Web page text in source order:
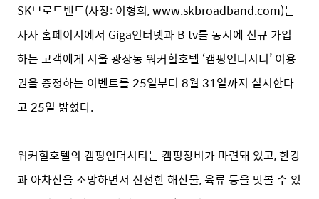
SK브로드밴드(사장: 이형희, www.skbroadband.com)는
자사 홈페이지에서 Giga인터넷과 B tv를 동시에 신규 가입
하는 고객에게 서울 광장동 워커힐호텔 ‘캠핑인더시티’ 이용
권을 증정하는 이벤트를 25일부터 8월 31일까지 실시한다
고 25일 밝혔다.
워커힐호텔의 캠핑인더시티는 캠핑장비가 마련돼 있고, 한강
과 아차산을 조망하면서 신선한 해산물, 육류 등을 맛볼 수 있